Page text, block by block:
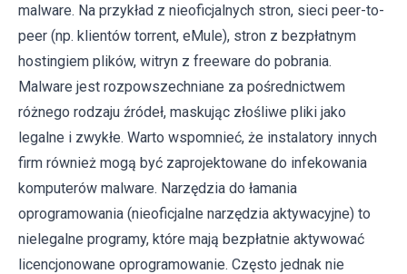
malware. Na przykład z nieoficjalnych stron, sieci peer-to-
peer (np. klientów torrent, eMule), stron z bezpłatnym
hostingiem plików, witryn z freeware do pobrania.
Malware jest rozpowszechniane za pośrednictwem
różnego rodzaju źródeł, maskując złośliwe pliki jako
legalne i zwykłe. Warto wspomnieć, że instalatory innych
firm również mogą być zaprojektowane do infekowania
komputerów malware. Narzędzia do łamania
oprogramowania (nieoficjalne narzędzia aktywacyjne) to
nielegalne programy, które mają bezpłatnie aktywować
licencjonowane oprogramowanie. Często jednak nie